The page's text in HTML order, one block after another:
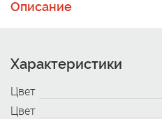
Описание
Характеристики
Цвет
Цвет